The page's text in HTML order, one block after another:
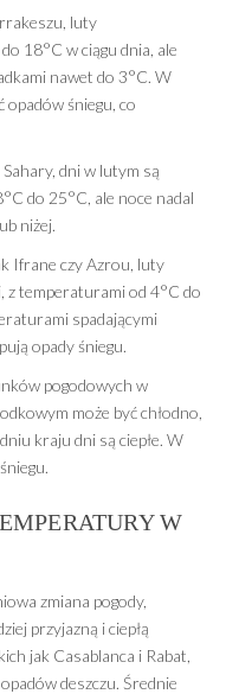
luty
18°C w ciągu dnia, ale
nawet do 3°C. W
śniegu, co
dni w lutym są
do 25°C, ale noce nadal
niżej.
Ifrane czy Azrou, luty
z temperaturami od 4°C do
spadającymi
opady śniegu.
pogodowych w
może być chłodno,
kraju dni są ciepłe. W
W
zmiana pogody,
przyjazną i ciepłą
jak Casablanca i Rabat,
deszczu. Średnie